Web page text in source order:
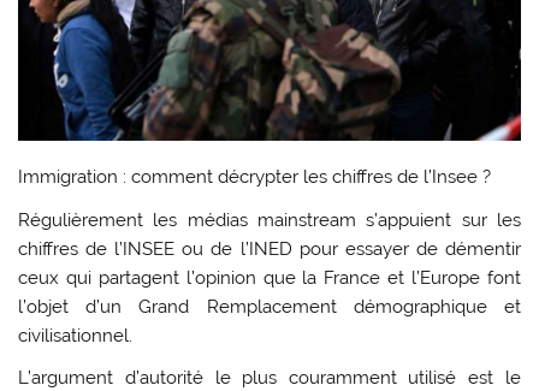
Immigration : comment décrypter les chiffres de l’Insee ?
Régulièrement les médias mainstream s’appuient sur les
chiffres de l’INSEE ou de l’INED pour essayer de démentir
ceux qui partagent l’opinion que la France et l’Europe font
l’objet d’un Grand Remplacement démographique et
civilisationnel.
L’argument d’autorité le plus couramment utilisé est le